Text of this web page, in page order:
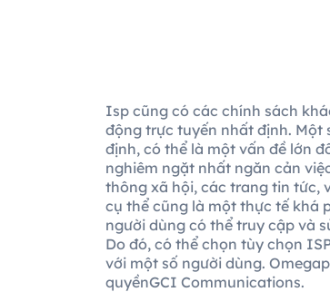
Isp cũng có các chính sách
động trực tuyến nhất định. Một
định, có thể là một vấn đề lớn
nghiêm ngặt nhất ngăn cản
thông xã hội, các trang tin tức,
cụ thể cũng là một thực tế khá
người dùng có thể truy cập và
Do đó, có thể chọn tùy chọn
với một số người dùng.
quyềnGCI Communications.